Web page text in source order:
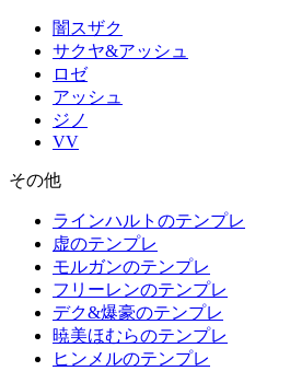
闇スザク
サクヤ&アッシュ
ロゼ
アッシュ
ジノ
VV
その他
ラインハルトのテンプレ
虚のテンプレ
モルガンのテンプレ
フリーレンのテンプレ
デク&爆豪のテンプレ
暁美ほむらのテンプレ
ヒンメルのテンプレ